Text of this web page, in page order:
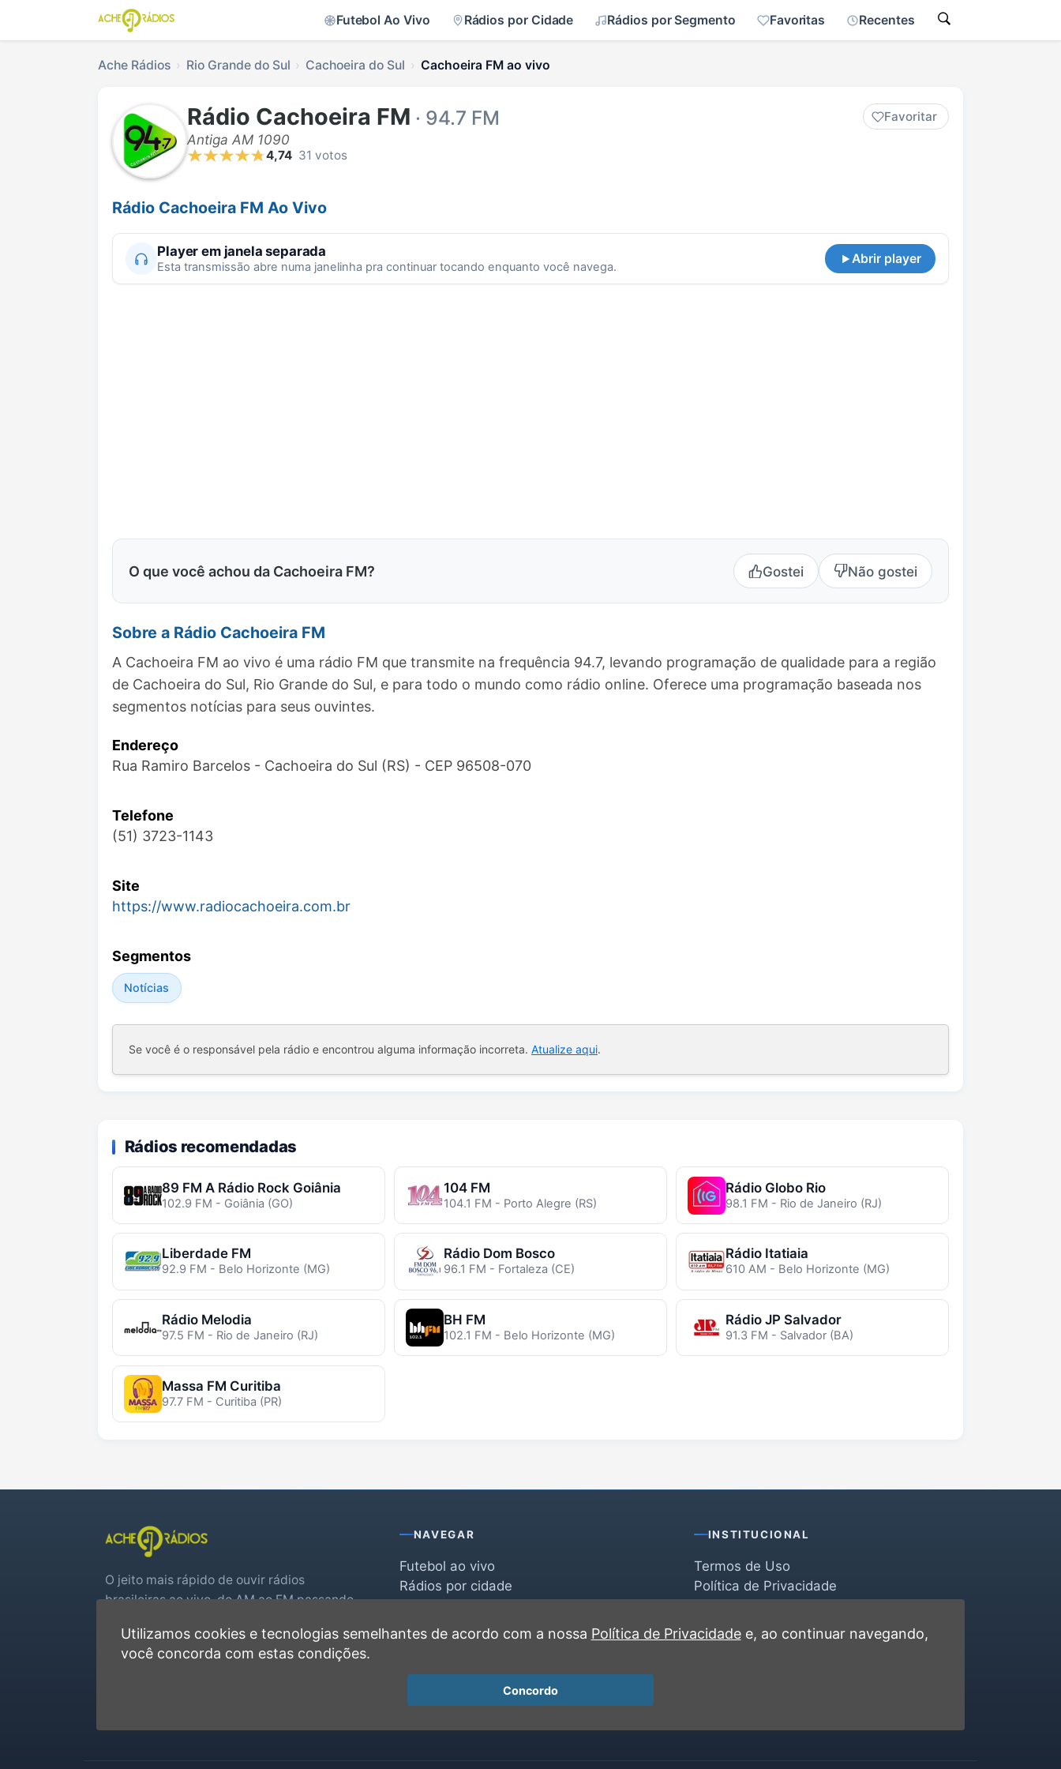
Futebol Ao Vivo Rádios por Cidade Rádios por Segmento Favoritas Recentes
Ache Rádios Rio Grande do Sul Cachoeira do Sul Cachoeira FM ao vivo
Rádio Cachoeira FM · 94.7 FM
Antiga AM 1090
Favoritar
4,74 31 votos
Rádio Cachoeira FM Ao Vivo
Player em janela separada
Esta transmissão abre numa janelinha pra continuar tocando enquanto você navega.
Abrir player
O que você achou da Cachoeira FM? Gostei Não gostei
Sobre a Rádio Cachoeira FM
A Cachoeira FM ao vivo é uma rádio FM que transmite na frequência 94.7, levando programação de qualidade para a região
de Cachoeira do Sul, Rio Grande do Sul, e para todo o mundo como rádio online. Oferece uma programação baseada nos
segmentos notícias para seus ouvintes.
Endereço
Rua Ramiro Barcelos - Cachoeira do Sul (RS) - CEP 96508-070
Telefone
(51) 3723-1143
Site
https://www.radiocachoeira.com.br
Segmentos
Notícias
Se você é o responsável pela rádio e encontrou alguma informação incorreta. Atualize aqui.
Rádios recomendadas
89 FM A Rádio Rock Goiânia
102.9 FM - Goiânia (GO)
104 FM
104.1 FM - Porto Alegre (RS)
Rádio Globo Rio
98.1 FM - Rio de Janeiro (RJ)
Liberdade FM
92.9 FM - Belo Horizonte (MG)
Rádio Dom Bosco
96.1 FM - Fortaleza (CE)
Rádio Itatiaia
610 AM - Belo Horizonte (MG)
Rádio Melodia
97.5 FM - Rio de Janeiro (RJ)
BH FM
102.1 FM - Belo Horizonte (MG)
Rádio JP Salvador
91.3 FM - Salvador (BA)
Massa FM Curitiba
97.7 FM - Curitiba (PR)
O jeito mais rápido de ouvir rádios
brasileiras ao vivo, do AM ao FM passando
real.
NAVEGAR
Futebol ao vivo
Rádios por cidade
Favoritas
INSTITUCIONAL
Termos de Uso
Política de Privacidade
Contato
Utilizamos cookies e tecnologias semelhantes de acordo com a nossa Política de Privacidadee, ao continuar navegando,
você concorda com estas condições.
Concordo